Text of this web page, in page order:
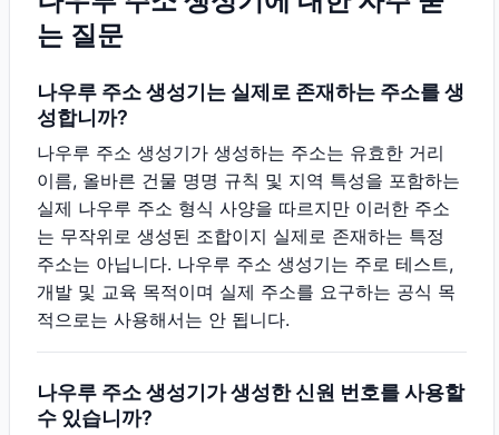
는 질문
나우루 주소 생성기는 실제로 존재하는 주소를 생
성합니까?
나우루 주소 생성기가 생성하는 주소는 유효한 거리
이름, 올바른 건물 명명 규칙 및 지역 특성을 포함하는
실제 나우루 주소 형식 사양을 따르지만 이러한 주소
는 무작위로 생성된 조합이지 실제로 존재하는 특정
주소는 아닙니다. 나우루 주소 생성기는 주로 테스트,
개발 및 교육 목적이며 실제 주소를 요구하는 공식 목
적으로는 사용해서는 안 됩니다.
나우루 주소 생성기가 생성한 신원 번호를 사용할
수 있습니까?